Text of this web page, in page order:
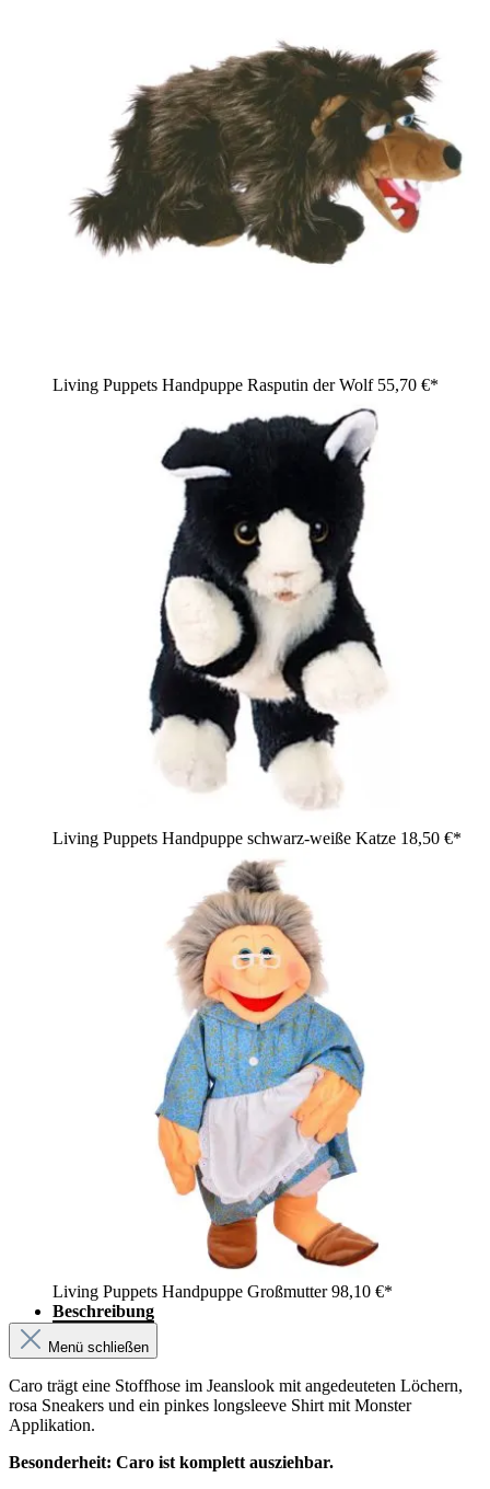
Living Puppets Handpuppe Rasputin der Wolf 55,70 €*
Living Puppets Handpuppe schwarz-weiße Katze 18,50 €*
Living Puppets Handpuppe Großmutter98,10 €*
Beschreibung
Menü schließen
Caro trägt eine Stoffhose im Jeanslook mit angedeuteten Löchern,
rosa Sneakers und ein pinkes longsleeve Shirt mit Monster
Applikation.
Besonderheit: Caro ist komplett ausziehbar.